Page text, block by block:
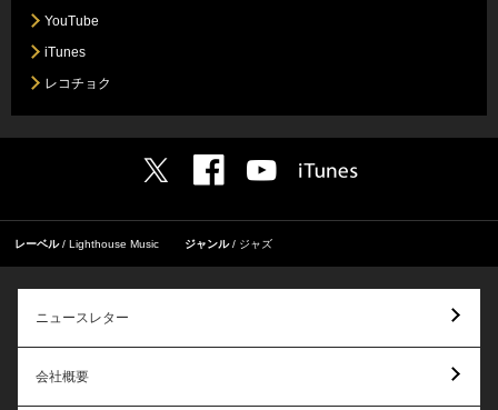
YouTube
iTunes
レコチョク
レーベル Lighthouse Music ジャンル ジャズ
ニュースレター
会社概要